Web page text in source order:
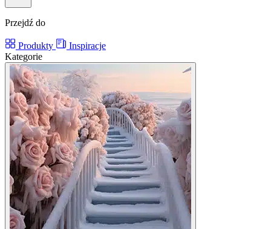
Przejdź do
Produkty
Inspiracje
Kategorie